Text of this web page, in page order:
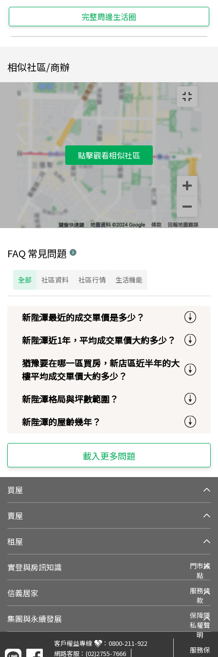
完整周邊生活圈
相似社區/商辦
點擊觀看相似社區
FAQ 常見問題
全部 社區資料 社區行情 生活機能
新陛潭最近的成交單價是多少？
新陛潭近1年，平均成交單價大約多少？
猶豫要在哪一區買房，新店區近半年的大
樓平均成交單價大約多少？
新陛潭格局與坪數範圍？
新陛潭的屋齡幾年？
載入更多問題
買屋
賣屋
租屋
實登與房訊知識
信義居家
集團與永續發展
客戶權益專線 ： 0800-211-922
網路客服： (02)2755-7666
門市據
點
服務條
款
保障隱
私權聲
明
服務保